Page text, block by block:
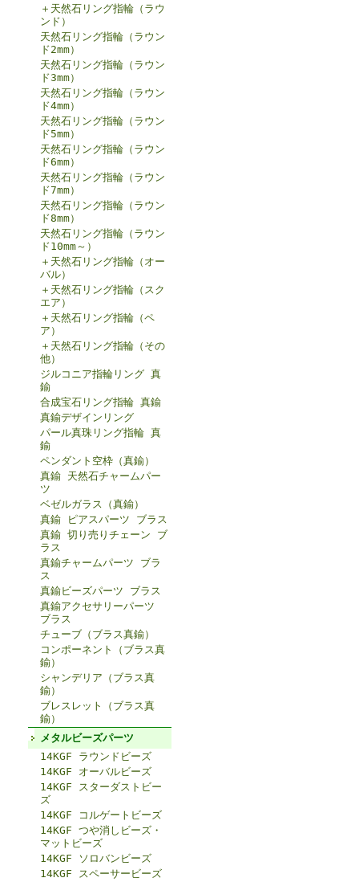
＋天然石リング指輪（ラウ
ンド）
天然石リング指輪（ラウン
ド2mm）
天然石リング指輪（ラウン
ド3mm）
天然石リング指輪（ラウン
ド4mm）
天然石リング指輪（ラウン
ド5mm）
天然石リング指輪（ラウン
ド6mm）
天然石リング指輪（ラウン
ド7mm）
天然石リング指輪（ラウン
ド8mm）
天然石リング指輪（ラウン
ド10mm～）
＋天然石リング指輪（オー
バル）
＋天然石リング指輪（スク
エア）
＋天然石リング指輪（ペ
ア）
＋天然石リング指輪（その
他）
ジルコニア指輪リング 真
鍮
合成宝石リング指輪 真鍮
真鍮デザインリング
パール真珠リング指輪 真
鍮
ペンダント空枠（真鍮）
真鍮 天然石チャームパー
ツ
ベゼルガラス（真鍮）
真鍮 ピアスパーツ ブラス
真鍮 切り売りチェーン ブ
ラス
真鍮チャームパーツ ブラ
ス
真鍮ビーズパーツ ブラス
真鍮アクセサリーパーツ
ブラス
チューブ（ブラス真鍮）
コンポーネント（ブラス真
鍮）
シャンデリア（ブラス真
鍮）
ブレスレット（ブラス真
鍮）
メタルビーズパーツ
14KGF ラウンドビーズ
14KGF オーバルビーズ
14KGF スターダストビー
ズ
14KGF コルゲートビーズ
14KGF つや消しビーズ・
マットビーズ
14KGF ソロバンビーズ
14KGF スペーサービーズ